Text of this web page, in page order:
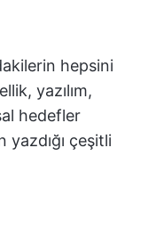
hepsini
yazılım,
hedefler
yazdığı çeşitli